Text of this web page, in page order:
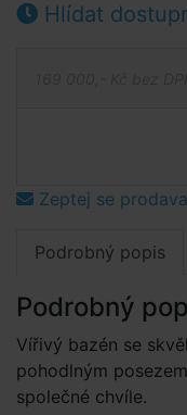
Hlídat
Zeptej se
Podrobný popis
Podrobný
Vířivý bazén se
pohodlným
společné chvíle.